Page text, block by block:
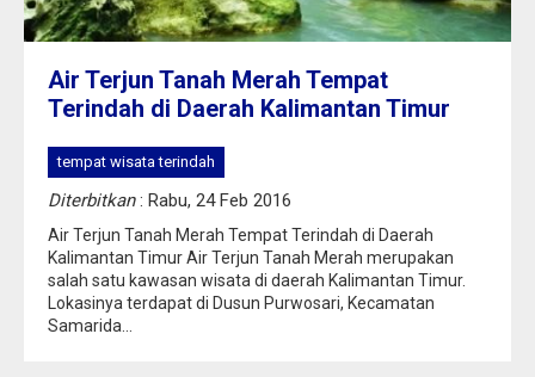
Air Terjun Tanah Merah Tempat
Terindah di Daerah Kalimantan Timur
tempat wisata terindah
Diterbitkan: Rabu, 24 Feb 2016
Air Terjun Tanah Merah Tempat Terindah di Daerah
Kalimantan Timur Air Terjun Tanah Merah merupakan
salah satu kawasan wisata di daerah Kalimantan Timur.
Lokasinya terdapat di Dusun Purwosari, Kecamatan
Samarida...